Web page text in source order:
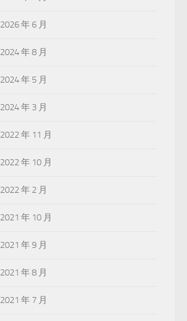
2026 年 6 月
2024 年 8 月
2024 年 5 月
2024 年 3 月
2022 年 11 月
2022 年 10 月
2022 年 2 月
2021 年 10 月
2021 年 9 月
2021 年 8 月
2021 年 7 月